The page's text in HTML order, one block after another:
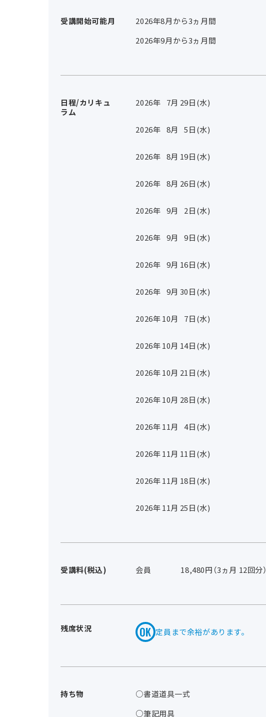
受講開始可能月
2026年8月から3ヵ月間
2026年9月から3ヵ月間
日程/カリキュ
ラム
2026年 7月 29日(水)
2026年 8月 5日(水)
2026年 8月 19日(水)
2026年 8月 26日(水)
2026年 9月 2日(水)
2026年 9月 9日(水)
2026年 9月 16日(水)
2026年 9月 30日(水)
2026年10月 7日(水)
2026年10月 14日(水)
2026年10月 21 日(水)
2026年10月 28日(水)
2026年11月 4日(水)
2026年11月 11 日(水)
2026年11月 18日(水)
2026年11月 25日(水)
受講料(税込) 会員 18,480円（3ヵ月 12回分）
残席状況 定員まで余裕があります。
持ち物
○書道道具一式
○筆記用具